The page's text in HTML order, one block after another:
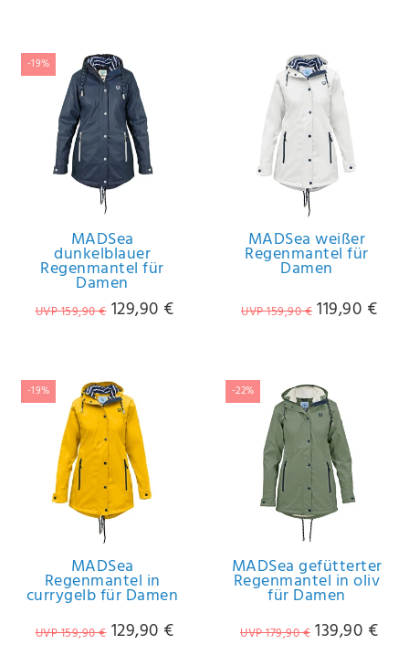
-19%
MADSea
dunkelblauer
Regenmantel für
Damen
UVP 159,90 € 129,90 €
MADSea weißer
Regenmantel für
Damen
UVP 159,90 € 119,90 €
-19%
MADSea
Regenmantel in
currygelb für Damen
UVP 159,90 € 129,90 €
-22%
MADSea gefütterter
Regenmantel in oliv
für Damen
UVP 179,90 € 139,90 €